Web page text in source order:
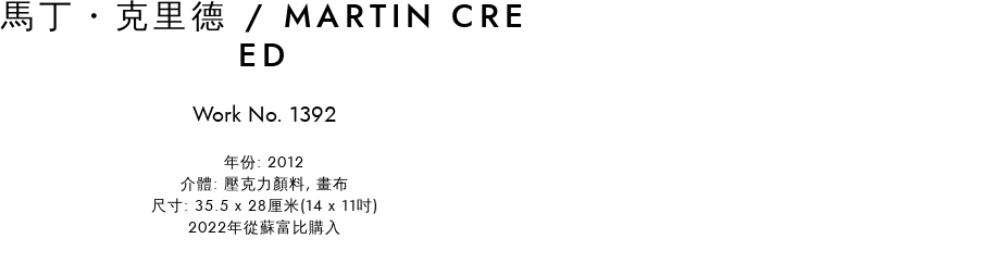
馬丁・克里德 / MARTIN CRE
ED
Work No. 1392
年份: 2012
介體: 壓克力顏料, 畫布
尺寸: 35.5 x 28厘米(14 x 11吋)
2022年從蘇富比購入